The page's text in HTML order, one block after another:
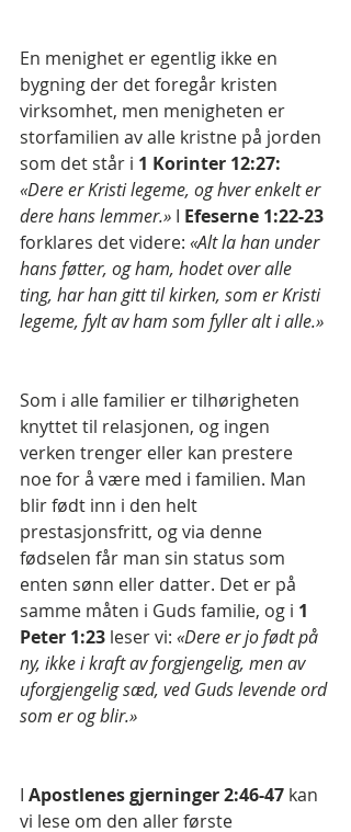
En menighet er egentlig ikke en
bygning der det foregår kristen
virksomhet, men menigheten er
storfamilien av alle kristne på jorden
som det står i 1 Korinter 12:27:
«Dere er Kristi legeme, og hver enkelt er
dere hans lemmer.» I Efeserne 1:22-23
forklares det videre: «Alt la han under
hans føtter, og ham, hodet over alle
ting, har han gitt til kirken, som er Kristi
legeme, fylt av ham som fyller alt i alle.»
Som i alle familier er tilhørigheten
knyttet til relasjonen, og ingen
verken trenger eller kan prestere
noe for å være med i familien. Man
blir født inn i den helt
prestasjonsfritt, og via denne
fødselen får man sin status som
enten sønn eller datter. Det er på
samme måten i Guds familie, og i 1
Peter 1:23 leser vi: «Dere er jo født på
ny, ikke i kraft av forgjengelig, men av
uforgjengelig sæd, ved Guds levende ord
som er og blir.»
I Apostlenes gjerninger 2:46-47 kan
vi lese om den aller første